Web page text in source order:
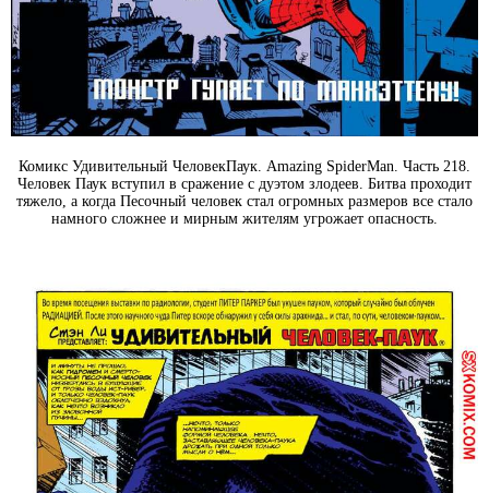
Комикс Удивительный ЧеловекПаук. Amazing SpiderMan. Часть 218.
Человек Паук вступил в сражение с дуэтом злодеев. Битва проходит
тяжело, а когда Песочный человек стал огромных размеров все стало
намного сложнее и мирным жителям угрожает опасность.